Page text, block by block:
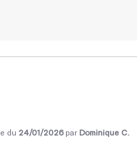
du 24/01/2026 par Dominique C.